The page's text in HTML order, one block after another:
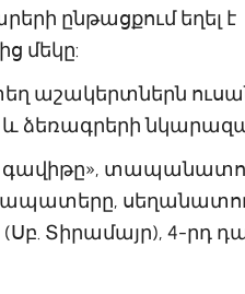
ընթացքում եղել է
մեկը:
աշակերտներն
և ձեռագրերի
գավիթը»,
Տիրամայր), 4-րդ